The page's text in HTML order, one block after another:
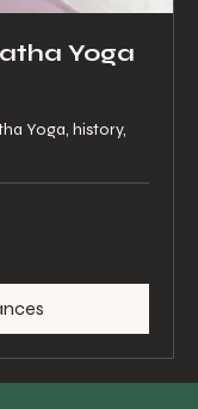
Yoga
Yoga, history,